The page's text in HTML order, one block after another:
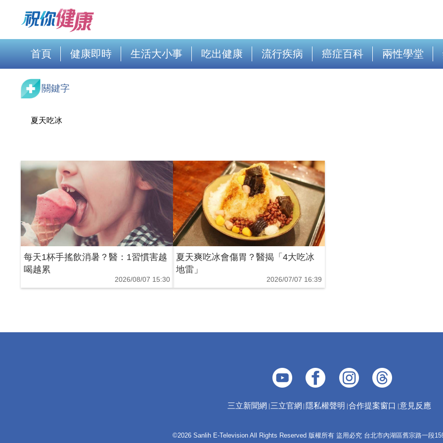
首頁 健康即時 生活大小事 吃出健康 流行疾病 癌症百科 兩性學堂
關鍵字
夏天吃冰
每天1杯手搖飲消暑？醫：1習慣害越
喝越累
2026/08/07 15:30
夏天爽吃冰會傷胃？醫揭「4大吃冰
地雷」
2026/07/07 16:39
三立新聞網 三立官網 隱私權聲明 合作提案窗口 意見反應
©2026 Sanlih E-Television All Rights Reserved 版權所有 盜用必究 台北市內湖區舊宗路一段